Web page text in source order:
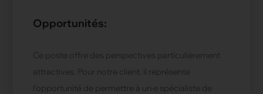
Opportunités:
Ce poste offre des perspectives particulièrement
attractives. Pour notre client, il représente
l’opportunité de permettre à un·e spécialiste de